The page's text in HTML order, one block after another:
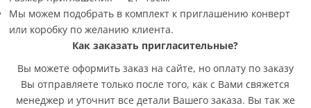
Мы можем подобрать в комплект к приглашению конверт
или коробку по желанию клиента.
Как заказать пригласительные?
Вы можете оформить заказ на сайте, но оплату по заказу
Вы отправляете только после того, как с Вами свяжется
менеджер и уточнит все детали Вашего заказа. Вы так же